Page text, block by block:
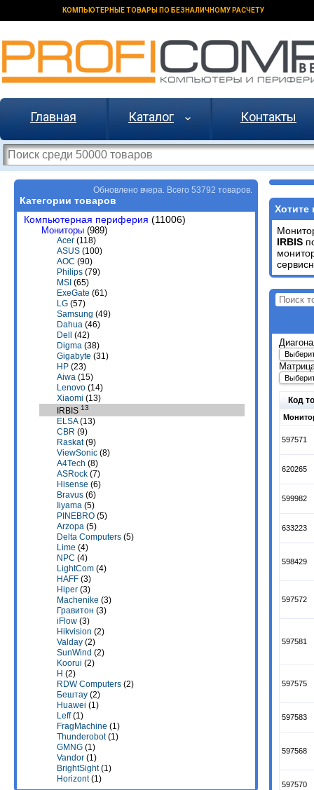
КОМПЬЮТЕРНЫЕ ТОВАРЫ ПО БЕЗНАЛИЧНОМУ РАСЧЕТУ
Главная Каталог Контакты
Обновлено вчера. Всего 53792 товаров.
Категории товаров
Компьютерная периферия (11006)
Мониторы (989)
Acer (118)
ASUS (100)
AOC (90)
Philips (79)
MSI (65)
ExeGate (61)
LG (57)
Samsung (49)
Dahua (46)
Dell
(42)
Digma (38)
Gigabyte (31)
HP (23)
Aiwa (15)
Lenovo (14)
Xiaomi (13)
IRBIS 13
ELSA(13)
CBR (9)
Raskat(9)
ViewSonic (8)
A4Tech (8)
ASRock (7)
Hisense (6)
Bravus (6)
Iiyama (5)
PINEBRO (5)
Arzopa (5)
Delta Computers (5)
Lime (4)
NPC (4)
LightCom (4)
HAFF (3)
Hiper (3)
Machenike (3)
Гравитон (3)
iFlow (3)
Hikvision (2)
Valday (2)
SunWind (2)
Koorui (2)
H (2)
RDW Computers (2)
Бештау (2)
Huawei (1)
Leff(1)
FragMachine (1)
Thunderobot(1)
GMNG (1)
Vandor (1)
BrightSight(1)
Horizont(1)
Хотите
IRBIS
Код
597571
620265
599982
633223
598429
597572
597581
597575
597583
597568
597570